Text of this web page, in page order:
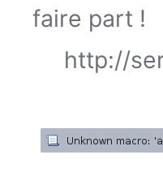
faire part !
http://